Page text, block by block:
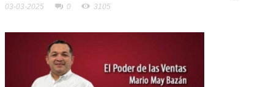
03-03-2025 0 3105